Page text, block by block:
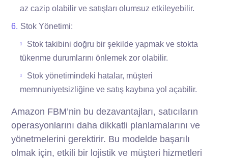
az cazip olabilir ve satışları olumsuz etkileyebilir.
Stok Yönetimi:
Stok takibini doğru bir şekilde yapmak ve stokta
tükenme durumlarını önlemek zor olabilir.
Stok yönetimindeki hatalar, müşteri
memnuniyetsizliğine ve satış kaybına yol açabilir.
Amazon FBM’nin bu dezavantajları, satıcıların
operasyonlarını daha dikkatli planlamalarını ve
yönetmelerini gerektirir. Bu modelde başarılı
olmak için, etkili bir lojistik ve müşteri hizmetleri